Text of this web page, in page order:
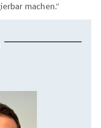
machen.“